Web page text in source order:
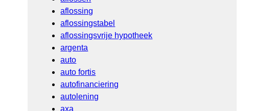
aflossing
aflossingstabel
aflossingsvrije hypotheek
argenta
auto
auto fortis
autofinanciering
autolening
axa